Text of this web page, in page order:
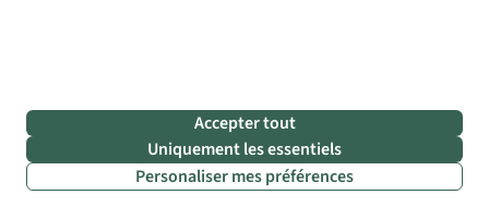
Accepter tout
Uniquement les essentiels
Personaliser mes préférences